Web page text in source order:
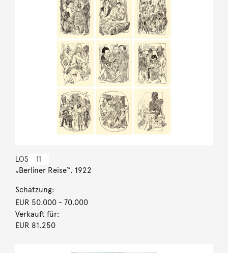
LOS 11
„Berliner Reise“. 1922
Schätzung:
EUR 50.000- 70.000
Verkauft für:
EUR 81.250